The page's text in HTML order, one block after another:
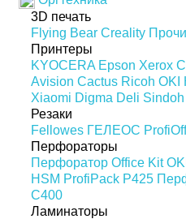
3D печать
Flying Bear Creality
Принтеры
KYOCERA Epson Xerox
Avision Cactus Ricoh OKI
Xiaomi Digma Deli Sindoh
Резаки
Fellowes ГЕЛЕОС
Перфораторы
Перфоратор Office Kit
HSM ProfiPack P425
C400
Ламинаторы